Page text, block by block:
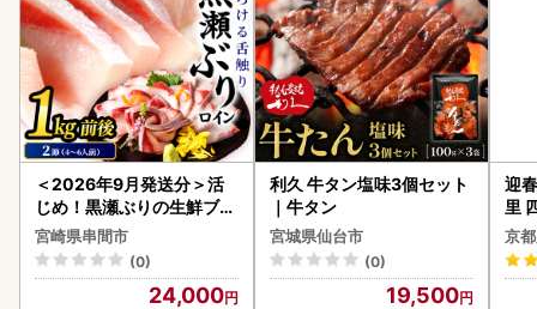
＜2026年9月発送分＞活
じめ！黒瀬ぶりの生鮮ブリ
ロイン2節（1.0kg前後）_
K001-012-2609
宮崎県串間市
(0)
24,000
利久 牛タン塩味3個セット
｜牛タン
宮城県仙台市
(0)
19,500
迎
里
京